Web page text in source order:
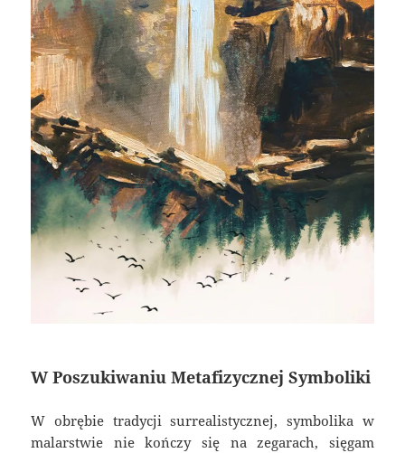
W Poszukiwaniu Metafizycznej Symboliki
W obrębie tradycji surrealistycznej, symbolika w
malarstwie nie kończy się na zegarach, sięgam